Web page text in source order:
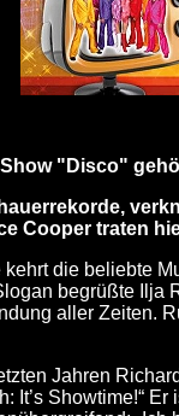
Show "Disco"
Cooper traten
die beliebte
begrüßte Ilja
aller Zeiten.
Jahren
It’s Showtime!“